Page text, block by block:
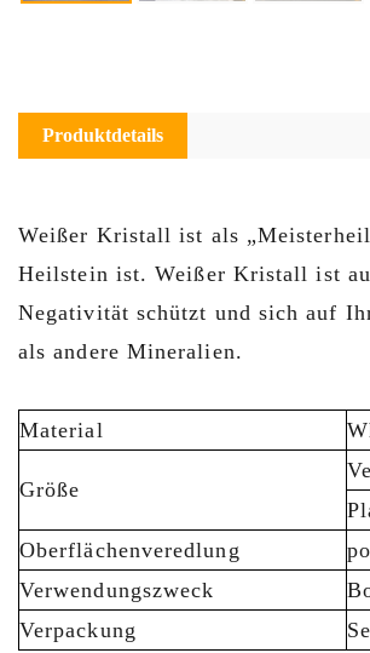
Produktdetails
Weißer Kristall ist als
Heilstein ist. Weißer Kristall ist
Negativität schützt und sich auf
als andere Mineralien.
Material
Größe
Oberflächenveredlung
Verwendungszweck
Verpackung